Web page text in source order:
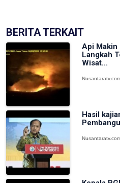
BERITA TERKAIT
Api Makin
Langkah
Wisat...
Hasil